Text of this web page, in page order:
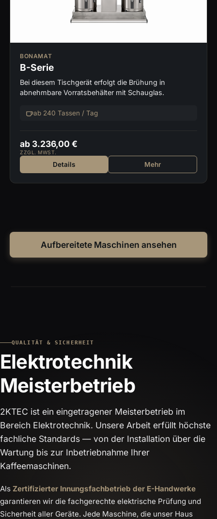
BONAMAT
B-Serie
Bei diesem Tischgerät erfolgt die Brühung in
abnehmbare Vorratsbehälter mit Schauglas.
ab 240 Tassen / Tag
ab 3.236,00 €
ZZGL. MWST.
Details Mehr
Aufbereitete Maschinen ansehen
QUALITÄT & SICHERHEIT
Elektrotechnik
Meisterbetrieb
2KTEC ist ein eingetragener Meisterbetrieb im
Bereich Elektrotechnik. Unsere Arbeit erfüllt höchste
fachliche Standards — von der Installation über die
Wartung bis zur Inbetriebnahme Ihrer
Kaffeemaschinen.
Als Zertifizierter Innungsfachbetrieb der E-Handwerke
garantieren wir die fachgerechte elektrische Prüfung und
Sicherheit aller Geräte. Jede Maschine, die unser Haus